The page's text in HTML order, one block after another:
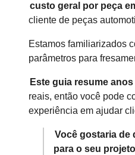
custo geral por peça
cliente de peças
Estamos familiarizados
parâmetros para
Este guia resume
reais, então você pode
experiência em ajudar
Você gostaria de
para o seu